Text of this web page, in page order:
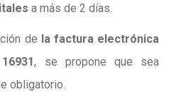
a más de 2 días.
de la factura electrónica
, se propone que sea
obligatorio.